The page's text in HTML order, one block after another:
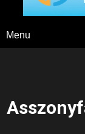
Menu